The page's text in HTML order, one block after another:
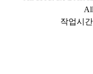
작업시